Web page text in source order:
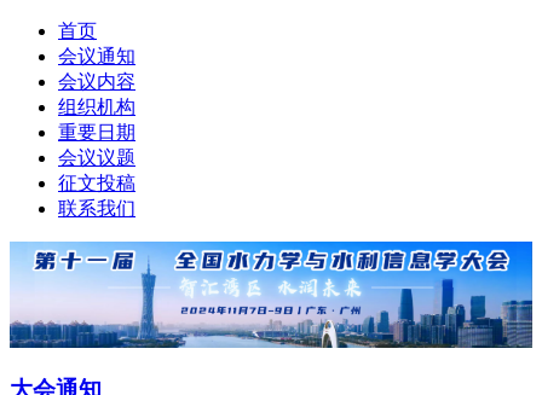
首页
会议通知
会议内容
组织机构
重要日期
会议议题
征文投稿
联系我们